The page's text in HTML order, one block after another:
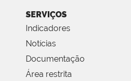
SERVIÇOS
Indicadores
Notícias
Documentação
Área restrita